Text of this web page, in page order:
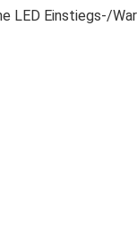
LED Einstiegs-/